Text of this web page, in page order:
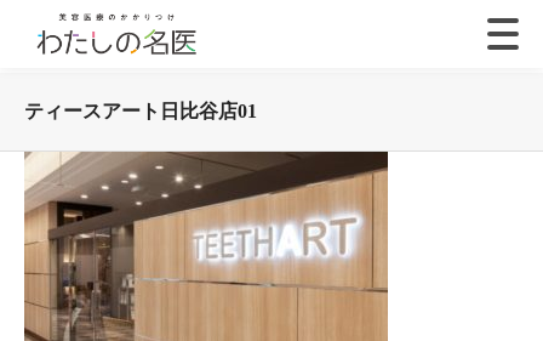
ティースアート日比谷店01